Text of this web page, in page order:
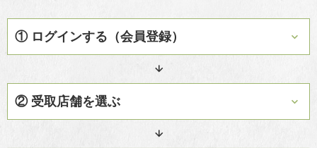
① ログインする（会員登録）
可能です。
会員登録がお済みでない方は、新規会員登録をお願いいたします。
② 受取店舗を選ぶ